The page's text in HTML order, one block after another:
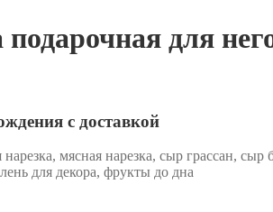
для
с доставкой
мясная нарезка, сыр грассан,
для декора, фрукты до дна